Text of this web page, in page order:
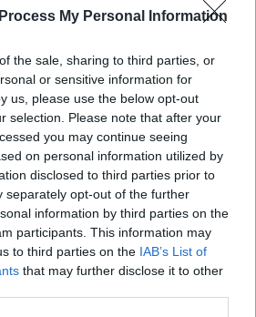
My Personal Information
the sale, sharing to third parties, or
or sensitive information for
us, please use the below opt-out
selection. Please note that after your
you may continue seeing
on personal information utilized by
disclosed to third parties prior to
separately opt-out of the further
information by third parties on the
participants. This information may
to third parties on the IAB’s List of
that may further disclose it to other
István gazdasági és
meggyőződése, hogy Bertalan Zsolt
tudja vezetni az MVM
időszakban. Kapitány István
és jövőbe mutató szakmai
különös tekintettel az
az energetikai fejlesztések